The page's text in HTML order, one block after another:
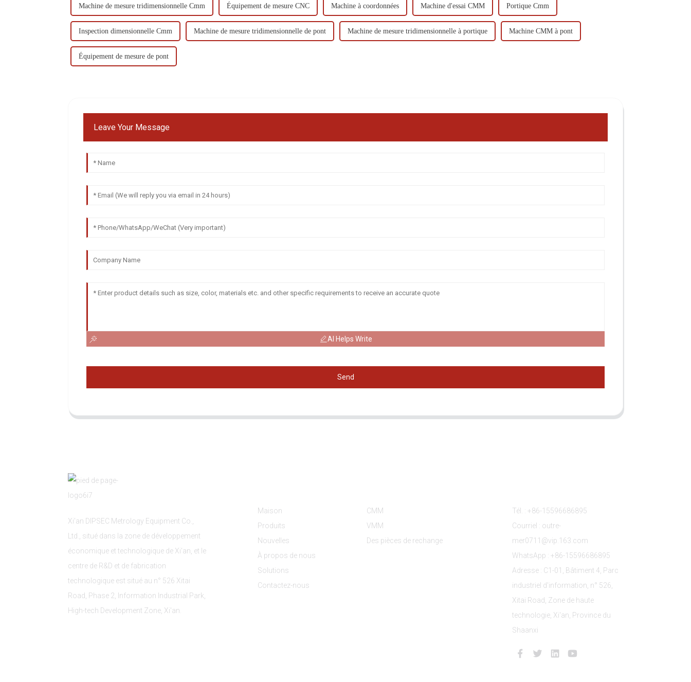
Machine de mesure tridimensionnelle Cmm Équipement de mesure CNC Machine à coordonnées Machine d'essai CMM Portique Cmm
Inspection dimensionnelle Cmm Machine de mesure tridimensionnelle de pont Machine de mesure tridimensionnelle à portique Machine CMM à pont
Équipement de mesure de pont
Leave Your Message
AI Helps Write
Send
Xi'an DIPSEC Metrology Equipment Co.,
Ltd., situé dans la zone de développement
économique et technologique de Xi'an, et le
centre de R&D et de fabrication
technologique est situé au n° 526 Xitai
Road, Phase 2, Information Industrial Park,
High-tech Development Zone, Xi'an.
Maison
Produits
Nouvelles
À propos de nous
Solutions
Contactez-nous
CMM
VMM
Des pièces de rechange
Tél. : +86-15596686895
Courriel : outre-
mer0711@vip.163.com
WhatsApp : +86-15596686895
Adresse : C1-01, Bâtiment 4, Parc
industriel d'information, n° 526,
Xitai Road, Zone de haute
technologie, Xi'an, Province du
Shaanxi